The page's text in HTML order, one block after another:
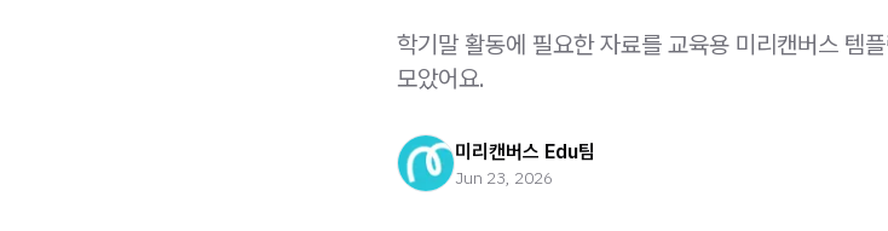
학기말 활동에 필요한 자료를 교육용 미리캔버스 템
모았어요.
미리캔버스 Edu팀
Jun 23, 2026